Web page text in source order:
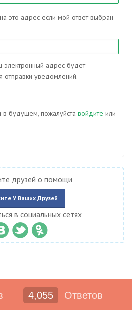
это адрес если мой ответ выбран
электронный адрес будет
отправки уведомлений.
в будущем, пожалуйста войдите или
друзей о помощи
У Ваших Друзей
в социальных сетях
4,055
Ответов